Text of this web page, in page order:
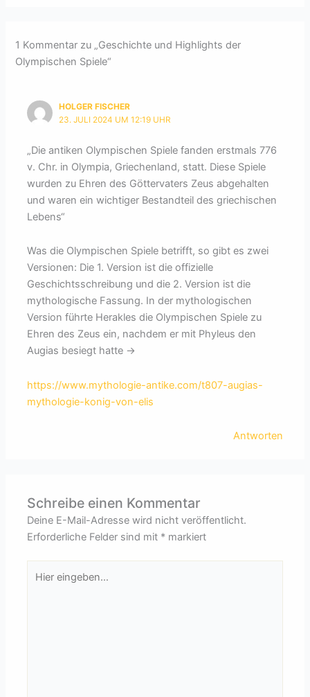
1 Kommentar zu „Geschichte und Highlights der
Olympischen Spiele“
HOLGER FISCHER
23. JULI 2024 UM 12:19 UHR
„Die antiken Olympischen Spiele fanden erstmals 776
v. Chr. in Olympia, Griechenland, statt. Diese Spiele
wurden zu Ehren des Göttervaters Zeus abgehalten
und waren ein wichtiger Bestandteil des griechischen
Lebens“
Was die Olympischen Spiele betrifft, so gibt es zwei
Versionen: Die 1. Version ist die offizielle
Geschichtsschreibung und die 2. Version ist die
mythologische Fassung. In der mythologischen
Version führte Herakles die Olympischen Spiele zu
Ehren des Zeus ein, nachdem er mit Phyleus den
Augias besiegt hatte ->
https://www.mythologie-antike.com/t807-augias-
mythologie-konig-von-elis
Antworten
Schreibe einen Kommentar
Deine E-Mail-Adresse wird nicht veröffentlicht.
Erforderliche Felder sind mit * markiert
eingeben…